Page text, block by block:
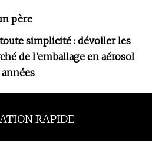
père
simplicité : dévoiler les
de l’emballage en aérosol
RAPIDE